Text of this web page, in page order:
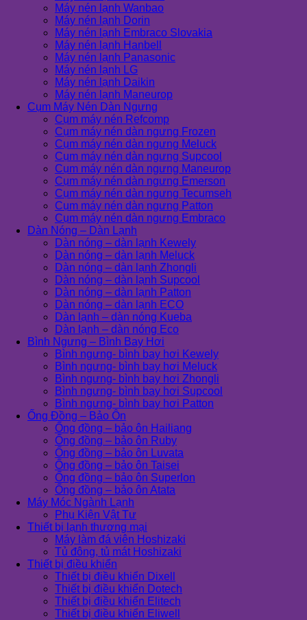
Máy nén lạnh Wanbao
Máy nén lạnh Dorin
Máy nén lạnh Embraco Slovakia
Máy nén lạnh Hanbell
Máy nén lạnh Panasonic
Máy nén lạnh LG
Máy nén lạnh Daikin
Máy nén lạnh Maneurop
Cụm Máy Nén Dàn Ngưng
Cụm máy nén Refcomp
Cụm máy nén dàn ngưng Frozen
Cụm máy nén dàn ngưng Meluck
Cụm máy nén dàn ngưng Supcool
Cụm máy nén dàn ngưng Maneurop
Cụm máy nén dàn ngưng Emerson
Cụm máy nén dàn ngưng Tecumseh
Cụm máy nén dàn ngưng Patton
Cụm máy nén dàn ngưng Embraco
Dàn Nóng – Dàn Lạnh
Dàn nóng – dàn lạnh Kewely
Dàn nóng – dàn lạnh Meluck
Dàn nóng – dàn lạnh Zhongli
Dàn nóng – dàn lạnh Supcool
Dàn nóng – dàn lạnh Patton
Dàn nóng – dàn lạnh ECO
Dàn lạnh – dàn nóng Kueba
Dàn lạnh – dàn nóng Eco
Bình Ngưng – Bình Bay Hơi
Bình ngưng- bình bay hơi Kewely
Bình ngưng- bình bay hơi Meluck
Bình ngưng- bình bay hơi Zhongli
Bình ngưng- bình bay hơi Supcool
Bình ngưng- bình bay hơi Patton
Ống Đồng – Bảo Ôn
Ống đồng – bảo ôn Hailiang
Ống đồng – bảo ôn Ruby
Ống đồng – bảo ôn Luvata
Ống đồng – bảo ôn Taisei
Ống đồng – bảo ôn Superlon
Ống đồng – bảo ôn Atata
Máy Móc Ngành Lạnh
Phụ Kiện Vật Tư
Thiết bị lạnh thương mại
Máy làm đá viên Hoshizaki
Tủ đông, tủ mát Hoshizaki
Thiết bị điều khiển
Thiết bị điều khiển Dixell
Thiết bị điều khiển Dotech
Thiết bị điều khiển Elitech
Thiết bị điều khiển Eliwell